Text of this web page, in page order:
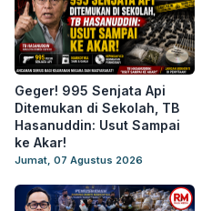
Geger! 995 Senjata Api
Ditemukan di Sekolah, TB
Hasanuddin: Usut Sampai
ke Akar!
Jumat, 07 Agustus 2026